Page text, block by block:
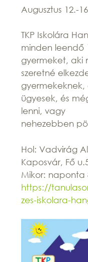
Augusztus 12.-
TKP Iskolára
minden leendő
gyermeket, aki
szeretné
gyermekeknek,
ügyesek, és
lenni, vagy
nehezebben
Hol: Vadvirág
Kaposvár, Fő
Mikor: naponta
https://
zes-iskolara-